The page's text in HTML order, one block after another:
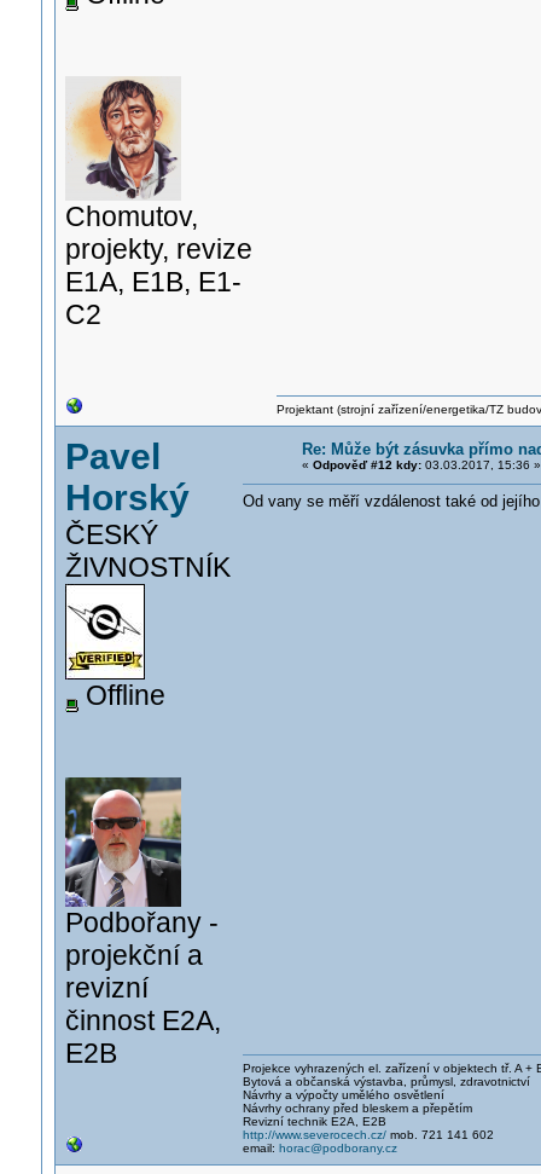
Chomutov,
projekty, revize
E1A, E1B, E1-
C2
Projektant (strojní zařízení/energetika/TZ
Pavel
Horský
ČESKÝ
ŽIVNOSTNÍK
Offline
Podbořany -
projekční a
revizní
činnost E2A,
E2B
Re: Může být zásuvka přímo
« Odpověď #12 kdy:03.03.2017, 15:36 »
Od vany se měří vzdálenost také od
Projekce vyhrazených el. zařízení v objektech tř. A +
Bytová a občanská výstavba, průmysl, zdravotnictví
Návrhy a výpočty umělého osvětlení
Návrhy ochrany před bleskem a přepětím
Revizní technik E2A, E2B
http://www.severocech.cz/mob. 721 141 602
email: horac@podborany.cz